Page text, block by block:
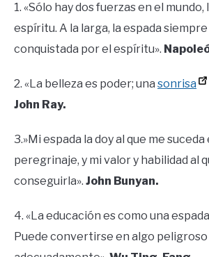
1. «Sólo hay dos fuerzas en el mundo,
espíritu. A la larga, la espada
conquistada por el espíritu».
2. «La belleza es poder; una sonrisa
John Ray.
3.»Mi espada la doy al que me suceda
peregrinaje, y mi valor y habilidad al
conseguirla». John Bunyan.
4. «La educación es como una
Puede convertirse en algo peligroso